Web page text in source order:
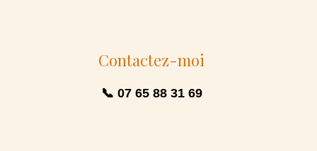
Contactez-moi
📞 07 65 88 31 69